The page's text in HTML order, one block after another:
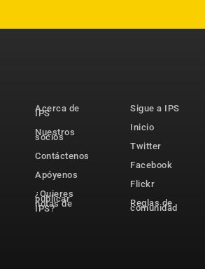
Acerca de
IPS
Nuestros
socios
Contáctenos
Apóyenos
¿Quieres
publicar
notas de
IPS?
Sigue a IPS
Inicio
Twitter
Facebook
Flickr
Reglas de
comunidad